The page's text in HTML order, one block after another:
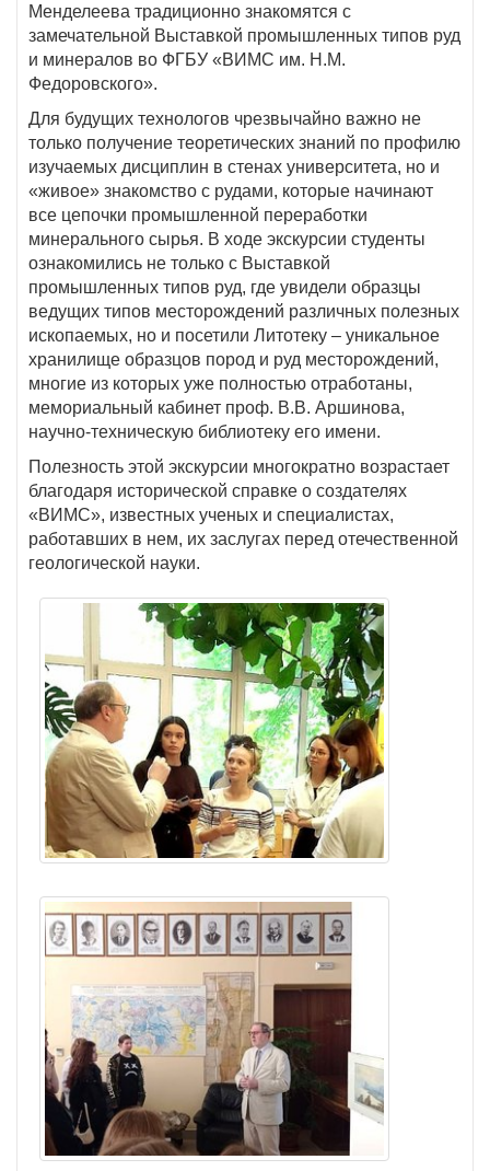
Менделеева традиционно знакомятся с
замечательной Выставкой промышленных типов руд
и минералов во ФГБУ «ВИМС им. Н.М.
Федоровского».
Для будущих технологов чрезвычайно важно не
только получение теоретических знаний по профилю
изучаемых дисциплин в стенах университета, но и
«живое» знакомство с рудами, которые начинают
все цепочки промышленной переработки
минерального сырья. В ходе экскурсии студенты
ознакомились не только с Выставкой
промышленных типов руд, где увидели образцы
ведущих типов месторождений различных полезных
ископаемых, но и посетили Литотеку – уникальное
хранилище образцов пород и руд месторождений,
многие из которых уже полностью отработаны,
мемориальный кабинет проф. В.В. Аршинова,
научно-техническую библиотеку его имени.
Полезность этой экскурсии многократно возрастает
благодаря исторической справке о создателях
«ВИМС», известных ученых и специалистах,
работавших в нем, их заслугах перед отечественной
геологической науки.